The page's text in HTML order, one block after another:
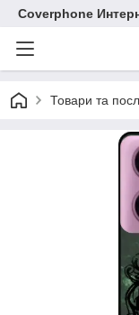
Coverphone
Товари та